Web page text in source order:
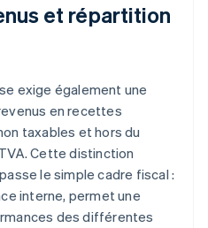
et répartition
exige également une
en recettes
taxables et hors du
Cette distinction
le simple cadre fiscal :
interne, permet une
des différentes